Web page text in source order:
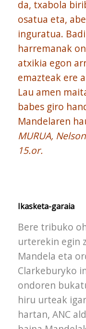
da, txabola
osatua eta,
inguratua.
harremanak
atxikia egon
emazteak ere
Lau amen
babes giro
Mandelaren
MURUA,
15.or.
Ikasketa-garaia
Bere tribuko
urterekin egin
Mandela eta
Clarkeburyko
ondoren
hiru urteak
hartan, ANC